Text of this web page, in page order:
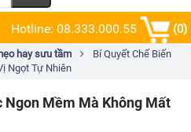
Hotline: 08.333.000.55 (0)
hay sưu tầm
Bí Quyết Chế Biến
Ngọt Tự Nhiên
Ngon Mềm Mà Không Mất